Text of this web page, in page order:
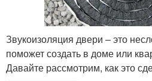
Звукоизоляция двери – это
поможет создать в доме или
Давайте рассмотрим, как это